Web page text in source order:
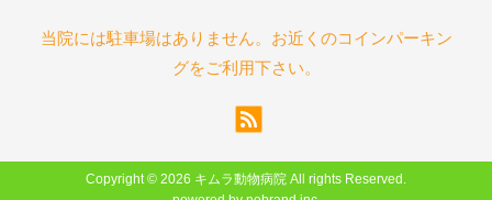
当院には駐車場はありません。お近くのコインパーキン
グをご利用下さい。
Copyright © 2026 キムラ動物病院 All rights Reserved.